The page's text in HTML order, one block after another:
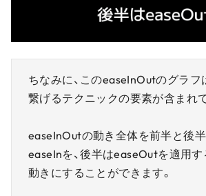
ちなみに、このeaseInOutのグラフ
繋げるテクニックの要素が含まれ
easeInOutの動き全体を前半と後半
easeInを、後半はeaseOutを適用
動きにすることができます。